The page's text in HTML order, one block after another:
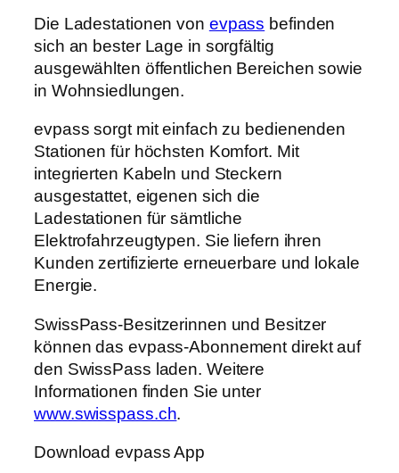
Die Ladestationen von evpass befinden
sich an bester Lage in sorgfältig
ausgewählten öffentlichen Bereichen sowie
in Wohnsiedlungen.
evpass sorgt mit einfach zu bedienenden
Stationen für höchsten Komfort. Mit
integrierten Kabeln und Steckern
ausgestattet, eigenen sich die
Ladestationen für sämtliche
Elektrofahrzeugtypen. Sie liefern ihren
Kunden zertifizierte erneuerbare und lokale
Energie.
SwissPass-Besitzerinnen und Besitzer
können das evpass-Abonnement direkt auf
den SwissPass laden. Weitere
Informationen finden Sie unter
www.swisspass.ch.
Download evpass App